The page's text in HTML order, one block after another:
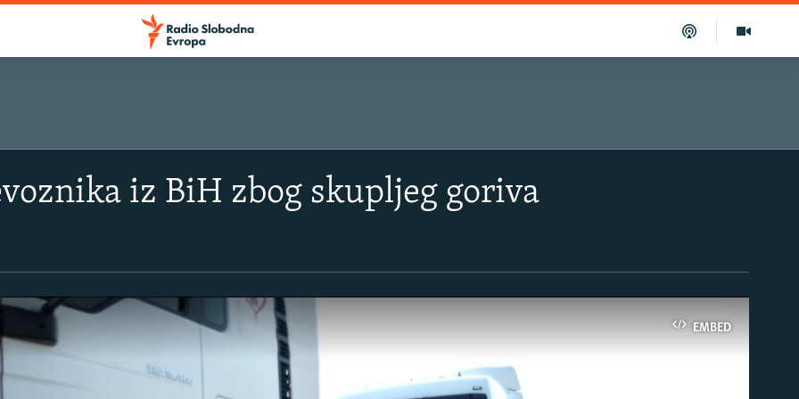
iz BiH zbog skupljeg goriva
EMBED
YouTube Music
Spotify
YouTube